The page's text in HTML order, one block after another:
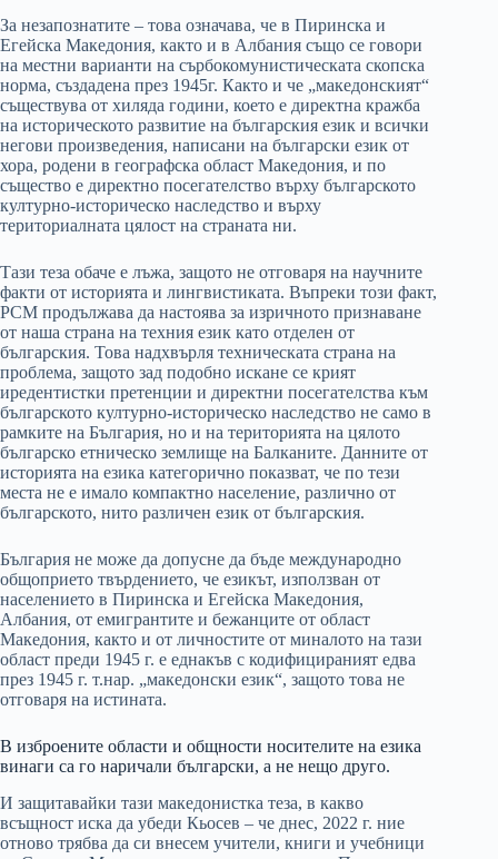
За незапознатите – това означава, че в Пиринска и
Егейска Македония, както и в Албания също се говори
на местни варианти на сърбокомунистическата скопска
норма, създадена през 1945г. Както и че „македонският“
съществува от хиляда години, което е директна кражба
на историческото развитие на българския език и всички
негови произведения, написани на български език от
хора, родени в географска област Македония, и по
същество е директно посегателство върху българското
културно-историческо наследство и върху
териториалната цялост на страната ни.
Тази теза обаче е лъжа, защото не отговаря на научните
факти от историята и лингвистиката. Въпреки този факт,
РСМ продължава да настоява за изричното признаване
от наша страна на техния език като отделен от
българския. Това надхвърля техническата страна на
проблема, защото зад подобно искане се крият
иредентистки претенции и директни посегателства към
българското културно-историческо наследство не само в
рамките на България, но и на територията на цялото
българско етническо землище на Балканите. Данните от
историята на езика категорично показват, че по тези
места не е имало компактно население, различно от
българското, нито различен език от българския.
България не може да допусне да бъде международно
общоприето твърдението, че езикът, използван от
населението в Пиринска и Егейска Македония,
Албания, от емигрантите и бежанците от област
Македония, както и от личностите от миналото на тази
област преди 1945 г. е еднакъв с кодифицираният едва
през 1945 г. т.нар. „македонски език“, защото това не
отговаря на истината.
В изброените области и общности носителите на езика
винаги са го наричали български, а не нещо друго.
И защитавайки тази македонистка теза, в какво
всъщност иска да убеди Кьосев – че днес, 2022 г. ние
отново трябва да си внесем учители, книги и учебници